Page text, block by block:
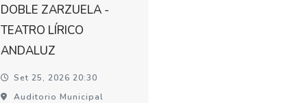
DOBLE ZARZUELA -
TEATRO LÍRICO
ANDALUZ
Set 25, 2026 20:30
Auditorio Municipal